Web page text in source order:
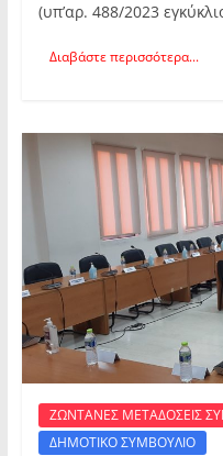
(υπ’αρ. 488/2023
Διαβάστε περισσότερα...
ΖΩΝΤΑΝΕΣ ΜΕΤΑΔΟΣΕΙΣ
ΔΗΜΟΤΙΚΟ ΣΥΜΒΟΥΛΙΟ